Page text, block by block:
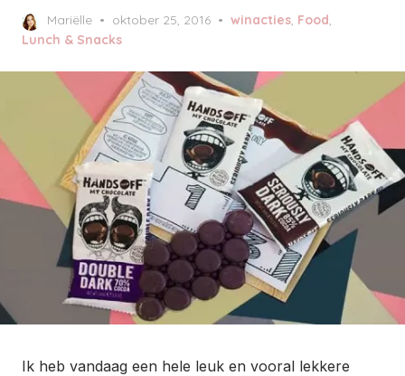
e
Mariëlle
P
o
t
e
d
o
n
oktober 25, 2016 winacties, Food,
Lunch & Snacks
Ik heb vandaag een hele leuk en vooral lekkere